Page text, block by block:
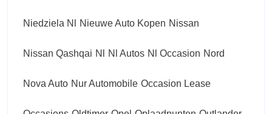
Niedziela Nl Nieuwe Auto Kopen Nissan
Nissan Qashqai Nl Nl Autos Nl Occasion Nord
Nova Auto Nur Automobile Occasion Lease